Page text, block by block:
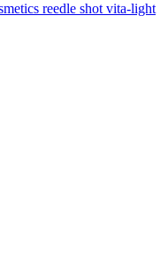
reedle shot vita-light